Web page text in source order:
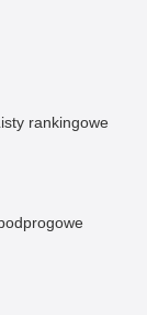
rankingowe